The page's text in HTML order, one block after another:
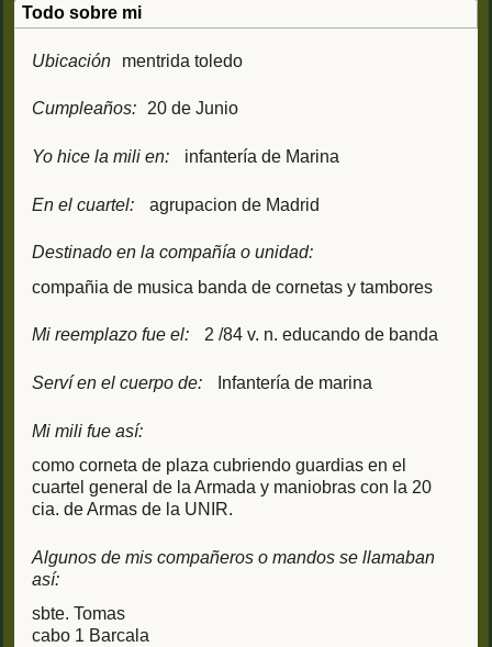
Todo sobre mi
Ubicación mentrida toledo
Cumpleaños: 20 de Junio
Yo hice la mili en: infantería de Marina
En el cuartel: agrupacion de Madrid
Destinado en la compañía o unidad:
compañia de musica banda de cornetas y tambores
Mi reemplazo fue el: 2 /84 v. n. educando de banda
Serví en el cuerpo de: Infantería de marina
Mi mili fue así:
como corneta de plaza cubriendo guardias en el
cuartel general de la Armada y maniobras con la 20
cia. de Armas de la UNIR.
Algunos de mis compañeros o mandos se llamaban
así:
sbte. Tomas
cabo 1 Barcala